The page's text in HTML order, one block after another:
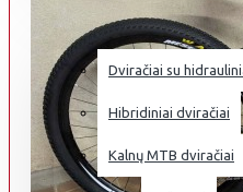
NAUDOTI
Dviračiai su
Hibridiniai dviračiai
Kalnų MTB dviračiai